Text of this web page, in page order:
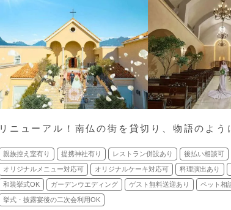
リニューアル！南仏の街を貸切り、物語のよう
親族控え室有り 提携神社有り レストラン併設あり 後払い相談可
オリジナルメニュー対応可 オリジナルケーキ対応可 料理演出あり
和装挙式OK ガーデンウエディング ゲスト無料送迎あり ペット相
挙式・披露宴後の二次会利用OK